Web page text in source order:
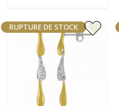
RUPTURE DE STOCK